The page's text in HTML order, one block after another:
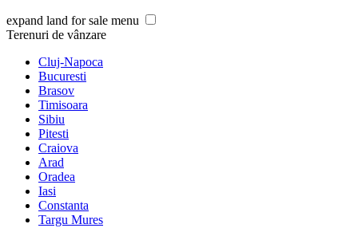
expand land for sale menu
Terenuri de vânzare
Cluj-Napoca
Bucuresti
Brasov
Timisoara
Sibiu
Pitesti
Craiova
Arad
Oradea
Iasi
Constanta
Targu Mures